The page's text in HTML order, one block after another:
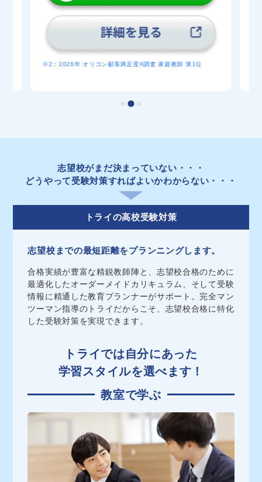
※2：2026年 オリコン顧客満足度®調査 家庭教師 第1位
志望校がまだ決まっていない ・・・
どうやって受験対策すればよいかわからない ・・・
トライの高校受験対策
志望校までの最短距離をプランニングします。
合格実績が豊富な精鋭教師陣と、志望校合格のために
最適化したオーダーメイドカリキュラム、そして受験
情報に精通した教育プランナーがサポート。完全マン
ツーマン指導のトライだからこそ、志望校合格に特化
した受験対策を実現できます。
トライでは自分にあった
学習スタイルを選べます！
教室で学ぶ